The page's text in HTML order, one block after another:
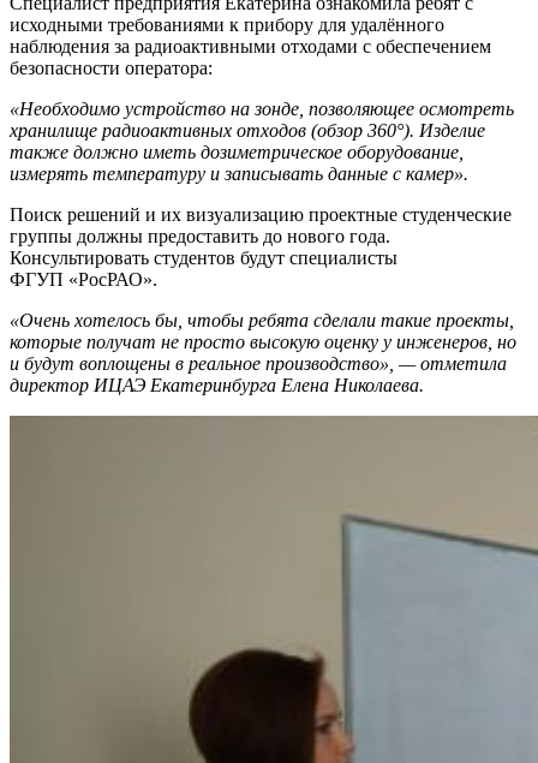
исходными требованиями к прибору для удалённого
наблюдения за радиоактивными отходами с обеспечением
безопасности оператора:
«Необходимо устройство на зонде, позволяющее осмотреть
хранилище радиоактивных отходов (обзор 360°). Изделие
также должно иметь дозиметрическое оборудование,
измерять температуру и записывать данные с камер».
Поиск решений и их визуализацию проектные студенческие
группы должны предоставить до нового года.
Консультировать студентов будут специалисты
ФГУП «РосРАО».
«Очень хотелось бы, чтобы ребята сделали такие проекты,
которые получат не просто высокую оценку у инженеров, но
и будут воплощены в реальное производство», — отметила
директор ИЦАЭ Екатеринбурга Елена Николаева.